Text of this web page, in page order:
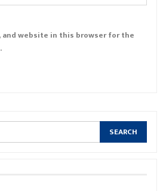
and website in this browser for the